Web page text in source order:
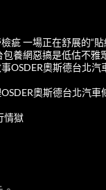
疵 一場正在舒展的“貼
養網惡搞是低估不雅
OSDER奧斯德台北
奧斯德台北汽車
情獄